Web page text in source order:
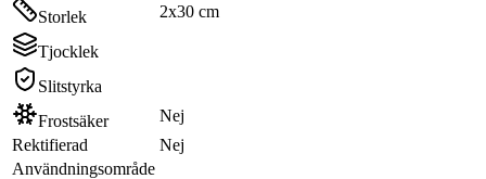
Storlek 2x30 cm
Tjocklek
Slitstyrka
Frostsäker
Nej
Rektifierad
Nej
Användningsområde